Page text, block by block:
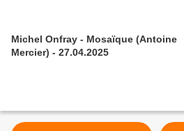
Michel Onfray - Mosaïque (Antoine
Mercier) - 27.04.2025